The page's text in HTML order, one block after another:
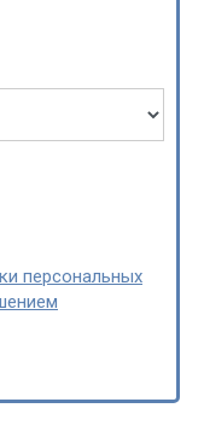
персональных